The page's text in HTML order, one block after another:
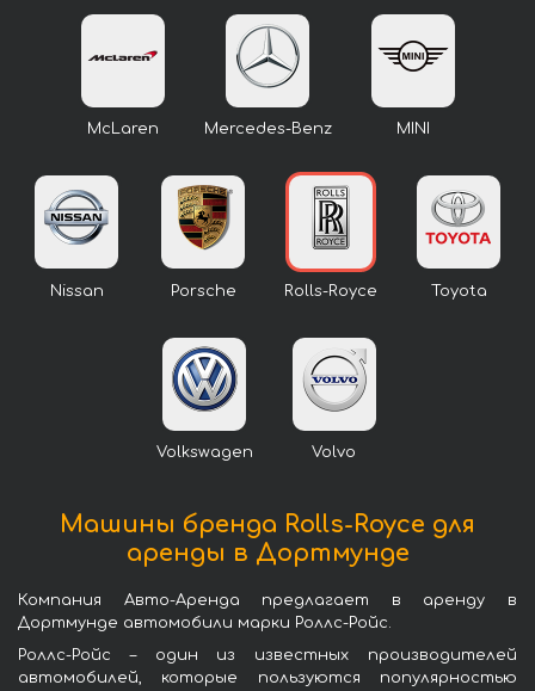
McLaren Mercedes-Benz MINI
Nissan Porsche Rolls-Royce Toyota
Volkswagen Volvo
Машины бренда Rolls-Royce для
аренды в Дортмунде
Компания Авто-Аренда предлагает в аренду в
Дортмунде автомобили марки Роллс-Ройс.
Роллс-Ройс – один из известных производителей
автомобилей, которые пользуются популярностью